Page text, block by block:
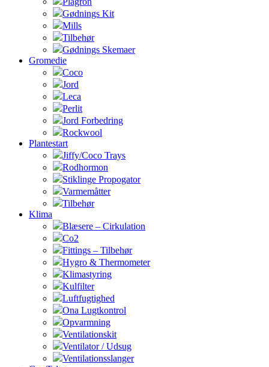
Gødnings Kit
Mills
Tilbehør
Gødnings Skemaer
Gromedie
Coco
Jord
Leca
Perlit
Jord Forbedring
Rockwool
Plantestart
Jiffy/Coco Trays
Rodhormon
Stiklinge Propogator
Varmemåtter
Tilbehør
Klima
Blæsere – Cirkulation
Co2
Fittings – Tilbehør
Hygro & Thermometer
Klimastyring
Kulfilter
Luftfugtighed
Ona Lugtkontrol
Opvarmning
Ventilationskit
Ventilator / Udsug
Ventilationsslanger